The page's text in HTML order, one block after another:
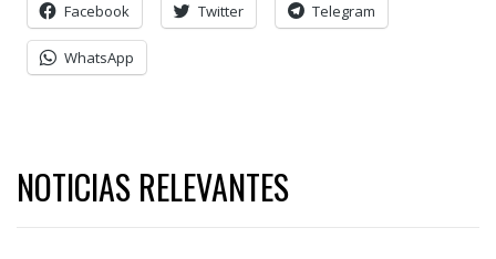
Facebook Twitter Telegram
WhatsApp
NOTICIAS RELEVANTES